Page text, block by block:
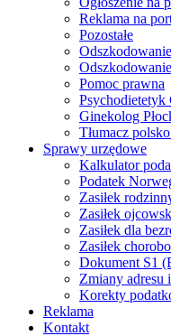
Reklama na
Pozostałe
Pomoc prawna
Psychodietetyk
Ginekolog
Tłumacz
Sprawy urzędowe
Kalkulator
Podatek
Zasiłek
Zasiłek
Zasiłek dla
Zasiłek
Dokument S1
Zmiany adresu
Korekty
Reklama
Kontakt